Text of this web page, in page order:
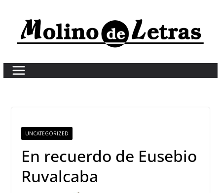
content
UNCATEGORIZED
En recuerdo de Eusebio
Ruvalcaba